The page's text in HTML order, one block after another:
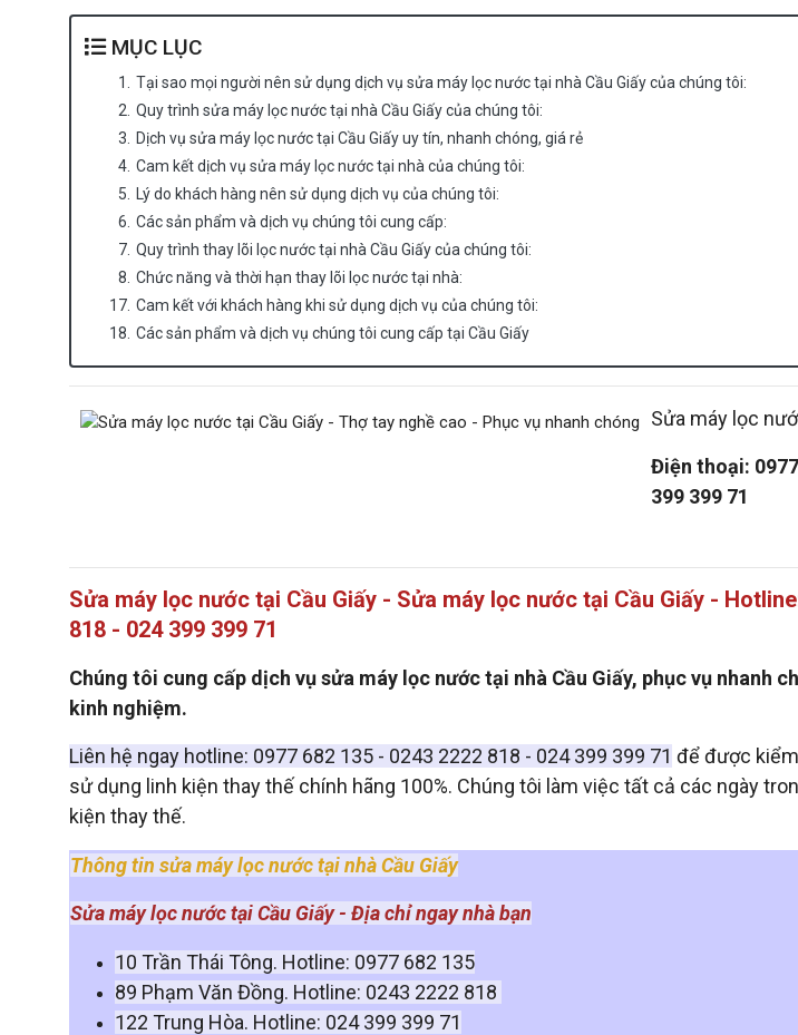
MỤC LỤC
1.
Tại sao mọi người nên sử dụng dịch vụ sửa máy lọc nước tại nhà Cầu Giấy của chúng tôi:
2. Quy trình sửa máy lọc nước tại nhà Cầu Giấy của chúng tôi:
3.
Dịch vụ sửa máy lọc nước tại Cầu Giấy uy tín, nhanh chóng, giá rẻ
4. Cam kết dịch vụ sửa máy lọc nước tại nhà của chúng tôi:
5.
Lý do khách hàng nên sử dụng dịch vụ của chúng tôi:
6. Các sản phẩm và dịch vụ chúng tôi cung cấp:
7. Quy trình thay lõi lọc nước tại nhà Cầu Giấy của chúng tôi:
8. Chức năng và thời hạn thay lõi lọc nước tại nhà:
17. Cam kết với khách hàng khi sử dụng dịch vụ của chúng tôi:
18. Các sản phẩm và dịch vụ chúng tôi cung cấp tại Cầu Giấy
Sửa máy lọc
Điện thoại:
399 399 71
Sửa máy lọc nước tại Cầu Giấy - Sửa máy lọc nước tại Cầu Giấy -
818 - 024 399 399 71
Chúng tôi cung cấp dịch vụ sửa máy lọc nước tại nhà Cầu Giấy, phục vụ nhanh
kinh nghiệm.
Liên hệ ngay hotline: 0977 682 135 - 0243 2222 818 - 024 399 399 71 để được
sử dụng linh kiện thay thế chính hãng 100%. Chúng tôi làm việc tất cả các ngày
kiện thay thế.
Thông tin sửa máy lọc nước tại nhà Cầu Giấy
Sửa máy lọc nước tại Cầu Giấy - Địa chỉ ngay nhà bạn
10 Trần Thái Tông. Hotline: 0977 682 135
89 Phạm Văn Đồng. Hotline: 0243 2222 818
122 Trung Hòa. Hotline: 024 399 399 71